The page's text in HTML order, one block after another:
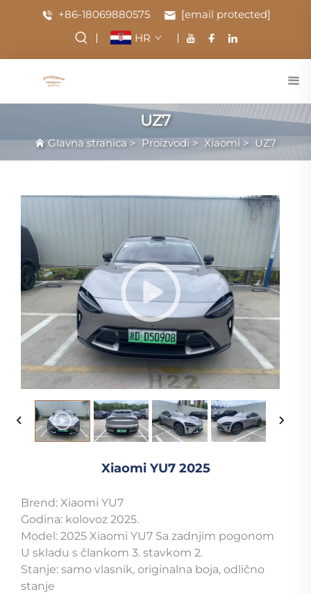
+86-18069880575
[email protected]
HR
UZ7
Glavna stranica > Proizvodi > Xiaomi > UZ7
Xiaomi YU7 2025
Brend: Xiaomi YU7
Godina: kolovoz 2025.
Model: 2025 Xiaomi YU7 Sa zadnjim pogonom
U skladu s člankom 3. stavkom 2.
Stanje: samo vlasnik, originalna boja, odlično
stanje